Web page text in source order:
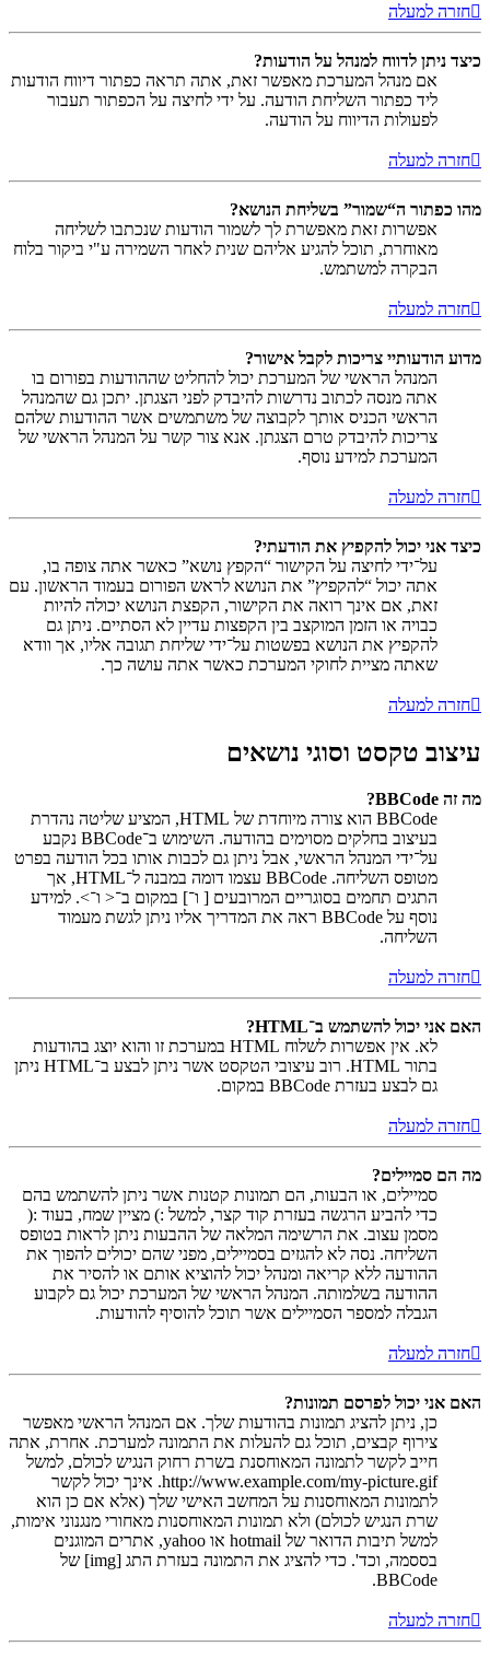
חזרה למעלה
כיצד ניתן לדווח למנהל על הודעות?
אם מנהל המערכת מאפשר זאת, אתה תראה כפתור דיווח הודעות
ליד כפתור השליחת הודעה. על ידי לחיצה על הכפתור תעבור
לפעולות הדיווח על הודעה.
חזרה למעלה
מהו כפתור ה“שמור” בשליחת הנושא?
אפשרות זאת מאפשרת לך לשמור הודעות שנכתבו לשליחה
מאוחרת, תוכל להגיע אליהם שנית לאחר השמירה ע"י ביקור בלוח
הבקרה למשתמש.
חזרה למעלה
מדוע הודעותיי צריכות לקבל אישור?
המנהל הראשי של המערכת יכול להחליט שההודעות בפורום בו
אתה מנסה לכתוב נדרשות להיבדק לפני הצגתן. יתכן גם שהמנהל
הראשי הכניס אותך לקבוצה של משתמשים אשר ההודעות שלהם
צריכות להיבדק טרם הצגתן. אנא צור קשר על המנהל הראשי של
המערכת למידע נוסף.
חזרה למעלה
כיצד אני יכול להקפיץ את הודעתי?
על־ידי לחיצה על הקישור “הקפץ נושא” כאשר אתה צופה בו,
אתה יכול “להקפיץ” את הנושא לראש הפורום בעמוד הראשון. עם
זאת, אם אינך רואה את הקישור, הקפצת הנושא יכולה להיות
כבויה או הזמן המוקצב בין הקפצות עדיין לא הסתיים. ניתן גם
להקפיץ את הנושא בפשטות על־ידי שליחת תגובה אליו, אך וודא
שאתה מציית לחוקי המערכת כאשר אתה עושה כך.
חזרה למעלה
עיצוב טקסט וסוגי נושאים
מה זה BBCode?
BBCode הוא צורה מיוחדת של HTML, המציע שליטה נהדרת
בעיצוב בחלקים מסוימים בהודעה. השימוש ב־BBCode נקבע
על־ידי המנהל הראשי, אבל ניתן גם לכבות אותו בכל הודעה בפרט
מטופס השליחה. BBCode עצמו דומה במבנה ל־HTML, אך
התגים תחמים בסוגריים המרובעים [ ו־] במקום ב־< ו־>. למידע
נוסף על BBCode ראה את המדריך אליו ניתן לגשת מעמוד
השליחה.
חזרה למעלה
האם אני יכול להשתמש ב־HTML?
לא. אין אפשרות לשלוח HTML במערכת זו והוא יוצג בהודעות
בתור HTML. רוב עיצובי הטקסט אשר ניתן לבצע ב־HTML ניתן
גם לבצע בעזרת BBCode במקום.
חזרה למעלה
מה הם סמיילים?
סמיילים, או הבעות, הם תמונות קטנות אשר ניתן להשתמש בהם
כדי להביע הרגשה בעזרת קוד קצר, למשל :) מציין שמח, בעוד :(
מסמן עצוב. את הרשימה המלאה של ההבעות ניתן לראות בטופס
השליחה. נסה לא להגזים בסמיילים, מפני שהם יכולים להפוך את
ההודעה ללא קריאה ומנהל יכול להוציא אותם או להסיר את
ההודעה בשלמותה. המנהל הראשי של המערכת יכול גם לקבוע
הגבלה למספר הסמיילים אשר תוכל להוסיף להודעות.
חזרה למעלה
האם אני יכול לפרסם תמונות?
כן, ניתן להציג תמונות בהודעות שלך. אם המנהל הראשי מאפשר
צירוף קבצים, תוכל גם להעלות את התמונה למערכת. אחרת, אתה
חייב לקשר לתמונה המאוחסנת בשרת רחוק הנגיש לכולם, למשל
http://www.example.com/my-picture.gif. אינך יכול לקשר
לתמונות המאוחסנות על המחשב האישי שלך (אלא אם כן הוא
שרת הנגיש לכולם) ולא תמונות המאוחסנות מאחורי מנגנוני אימות,
למשל תיבות הדואר של hotmail או yahoo, אתרים המוגנים
בססמה, וכד'. כדי להציג את התמונה בעזרת התג [img] של
BBCode.
חזרה למעלה